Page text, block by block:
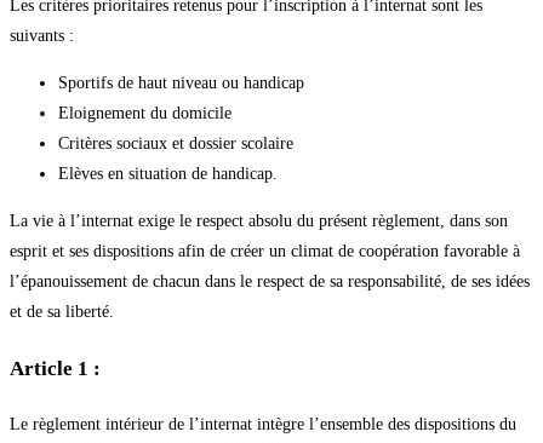
Les critères prioritaires retenus pour l’inscription à l’internat sont les
suivants :
Sportifs de haut niveau ou handicap
Eloignement du domicile
Critères sociaux et dossier scolaire
Elèves en situation de handicap.
La vie à l’internat exige le respect absolu du présent règlement, dans son
esprit et ses dispositions afin de créer un climat de coopération favorable à
l’épanouissement de chacun dans le respect de sa responsabilité, de ses idées
et de sa liberté.
Article 1 :
Le règlement intérieur de l’internat intègre l’ensemble des dispositions du